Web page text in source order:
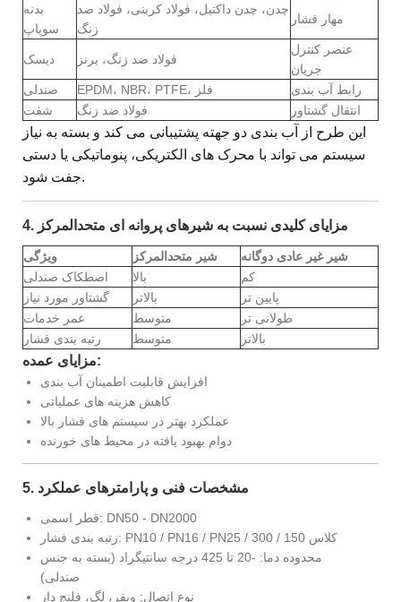
بدنه
سوپاپ
چدن، چدن داکتیل، فولاد کربنی، فولاد ضد
زنگ
مهار فشار
دیسک فولاد ضد زنگ، برنز
عنصر کنترل
جریان
صندلی
EPDM، NBR، PTFE، فلز
رابط آب بندی
شفت
فولاد ضد زنگ انتقال گشتاور
این طرح از آب بندی دو جهته پشتیبانی می کند و بسته به نیاز
سیستم می تواند با محرک های الکتریکی، پنوماتیکی یا دستی
جفت شود.
4. مزایای کلیدی نسبت به شیرهای پروانه ای متحدالمرکز
ویژگی شیر متحدالمرکز
شیر غیر عادی دوگانه
اصطکاک صندلی
بالا
کم
گشتاور مورد نیاز
بالاتر
پایین تر
عمر خدمات
متوسط
طولانی تر
رتبه بندی فشار
متوسط بالاتر
مزایای عمده:
افزایش قابلیت اطمینان آب بندی
کاهش هزینه های عملیاتی
عملکرد بهتر در سیستم های فشار بالا
دوام بهبود یافته در محیط های خورنده
5. مشخصات فنی و پارامترهای عملکرد
قطر اسمی: DN50 - DN2000
رتبه بندی فشار: PN10 / PN16 / PN25 / کلاس 150 / 300
محدوده دما: -20 تا 425 درجه سانتیگراد (بسته به جنس
صندلی)
نوع اتصال: ویفر، لگ، فلنج دار